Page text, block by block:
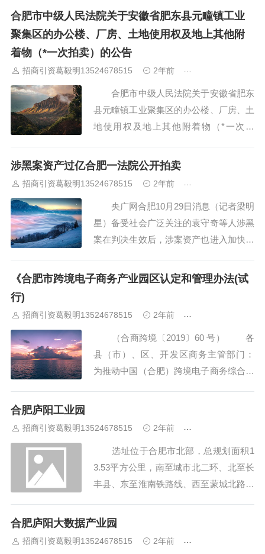
实际竞买人的名称及证件号码。除《拍卖
公告》中确定的拍卖辅助机构以外，法院
从未委托任何中介机构参与拍卖，所有拍
卖活动与中介机构无任何关系。在拍卖过
程中，法...
合肥市中级人民法院关于安徽省肥东县元疃镇工业
聚集区的办公楼、厂房、土地使用权及地上其他附
着物（*一次拍卖）的公告
招商引资葛毅明13524678515 2年前
合肥市中级人民法院关于安徽省肥东
县元疃镇工业聚集区的办公楼、厂房、土
地使用权及地上其他附着物（*一次拍
于2018年12月19日上午10时至2018年12
下：...
涉黑案资产过亿合肥一法院公开拍卖
招商引资葛毅明13524678515 2年前
央广网合肥10月29日消息（记者梁明
星）备受社会广泛关注的袁守奇等人涉黑
案在判决生效后，涉案资产也进入加快处
瑶海区人民法院获悉，11月4日至11月11
袁守奇等人涉黑案过亿资产。拍...
《合肥市跨境电子商务产业园区认定和管理办法(试
行)
招商引资葛毅明13524678515 2年前
（合商跨境〔2019〕60 号） 各
县（市）、区、开发区商务主管部门：
为推动中国（合肥）跨境电子商务综合试
管理办法（试...
合肥庐阳工业园
招商引资葛毅明13524678515 2年前
选址位于合肥市北部，总规划面积1
3.53平方公里，南至城市北二环、北至长
丰县、东至淮南铁路线、西至蒙城北路，
成区面积6平方公里。园区规划选址依
合肥庐阳大数据产业园
招商引资葛毅明13524678515 2年前